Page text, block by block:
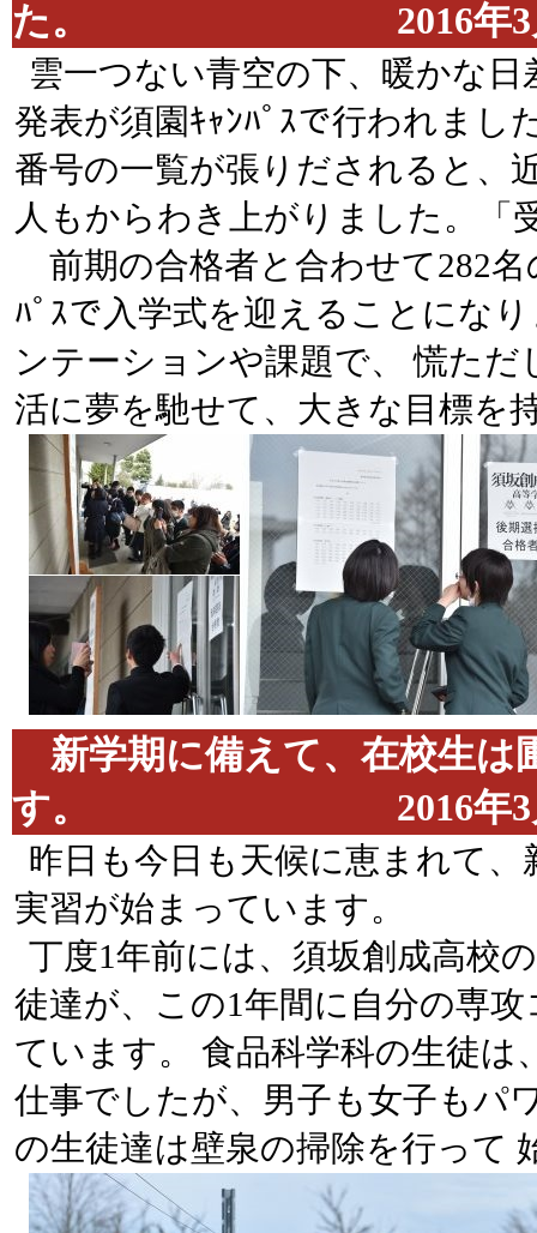
た。 2016年3月
雲一つない青空の下、暖かな
発表が須園ｷｬﾝﾊﾟｽで行われまし
番号の一覧が張りだされると、
人もからわき上がりました。「
前期の合格者と合わせて282名
ﾊﾟｽで入学式を迎えることにな
ンテーションや課題で、 慌た
活に夢を馳せて、大きな目標を
新学期に備えて、在校生は
す。 2016年3月
昨日も今日も天候に恵まれて
実習が始まっています。
丁度1年前には、須坂創成高校
徒達が、この1年間に自分の専
ています。 食品科学科の生徒
仕事でしたが、男子も女子もパ
の生徒達は壁泉の掃除を行っ